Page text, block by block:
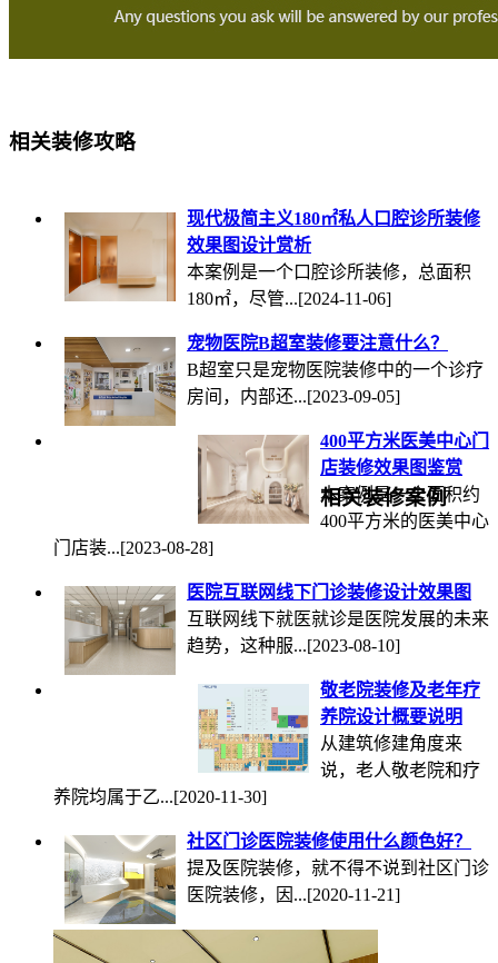
相关装修攻略
现代极简主义180㎡私人口腔诊所装修
效果图设计赏析
本案例是一个口腔诊所装修，总面积
180㎡，尽管...[2024-11-06]
宠物医院B超室装修要注意什么？
B超室只是宠物医院装修中的一个诊疗
房间，内部还...[2023-09-05]
400平方米医美中心门
店装修效果图鉴赏
本案例是一个面积约
400平方米的医美中心
门店装...[2023-08-28]
医院互联网线下门诊装修设计效果图
互联网线下就医就诊是医院发展的未来
趋势，这种服...[2023-08-10]
敬老院装修及老年疗
养院设计概要说明
从建筑修建角度来
说，老人敬老院和疗
养院均属于乙...[2020-11-30]
社区门诊医院装修使用什么颜色好？
提及医院装修，就不得不说到社区门诊
医院装修，因...[2020-11-21]
相关装修案例